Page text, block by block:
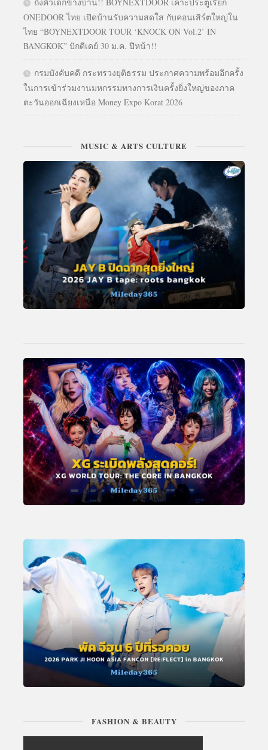
ONEDOOR ไทย เปิดบ้านรับความสดใส กับคอนเสิร์ตใหญ่ใน
ไทย “BOYNEXTDOOR TOUR ‘KNOCK ON Vol.2’ IN
BANGKOK” ปักดีเดย์ 30 ม.ค. ปีหน้า!!
กรมบังคับคดี กระทรวงยุติธรรม ประกาศความพร้อมอีกครั้ง
ในการเข้าร่วมงานมหกรรมทางการเงินครั้งยิ่งใหญ่ของภาค
ตะวันออกเฉียงเหนือ Money Expo Korat 2026
MUSIC & ARTS CULTURE
FASHION & BEAUTY